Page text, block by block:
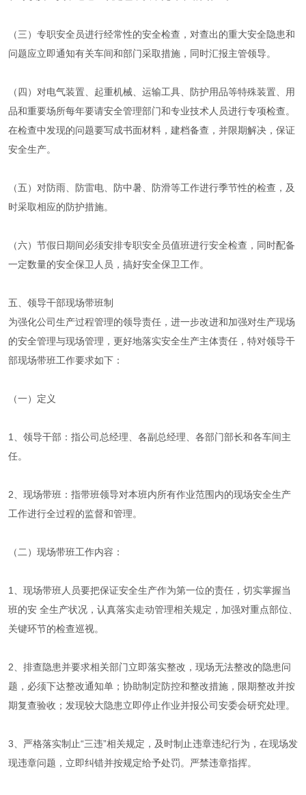
（三）专职安全员进行经常性的安全检查，对查出的重大安全隐患和
问题应立即通知有关车间和部门采取措施，同时汇报主管领导。
（四）对电气装置、起重机械、运输工具、防护用品等特殊装置、用
品和重要场所每年要请安全管理部门和专业技术人员进行专项检查。
在检查中发现的问题要写成书面材料，建档备查，并限期解决，保证
安全生产。
（五）对防雨、防雷电、防中暑、防滑等工作进行季节性的检查，及
时采取相应的防护措施。
（六）节假日期间必须安排专职安全员值班进行安全检查，同时配备
一定数量的安全保卫人员，搞好安全保卫工作。
五、领导干部现场带班制
为强化公司生产过程管理的领导责任，进一步改进和加强对生产现场
的安全管理与现场管理，更好地落实安全生产主体责任，特对领导干
部现场带班工作要求如下：
（一）定义
1、领导干部：指公司总经理、各副总经理、各部门部长和各车间主
任。
2、现场带班：指带班领导对本班内所有作业范围内的现场安全生产
工作进行全过程的监督和管理。
（二）现场带班工作内容：
1、现场带班人员要把保证安全生产作为第一位的责任，切实掌握当
班的安 全生产状况，认真落实走动管理相关规定，加强对重点部位、
关键环节的检查巡视。
2、排查隐患并要求相关部门立即落实整改，现场无法整改的隐患问
题，必须下达整改通知单；协助制定防控和整改措施，限期整改并按
期复查验收；发现较大隐患立即停止作业并报公司安委会研究处理。
3、严格落实制止“三违”相关规定，及时制止违章违纪行为，在现场发
现违章问题，立即纠错并按规定给予处罚。严禁违章指挥。